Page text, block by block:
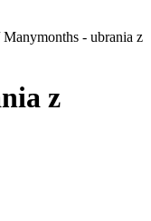
Manymonths - ubrania z
z